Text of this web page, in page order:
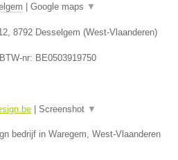
| Google maps ▼
8792 Desselgem (West-Vlaanderen)
BTW-nr: BE0503919750
| Screenshot ▼
bedrijf in Waregem, West-Vlaanderen